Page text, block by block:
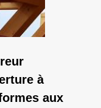
à
aux